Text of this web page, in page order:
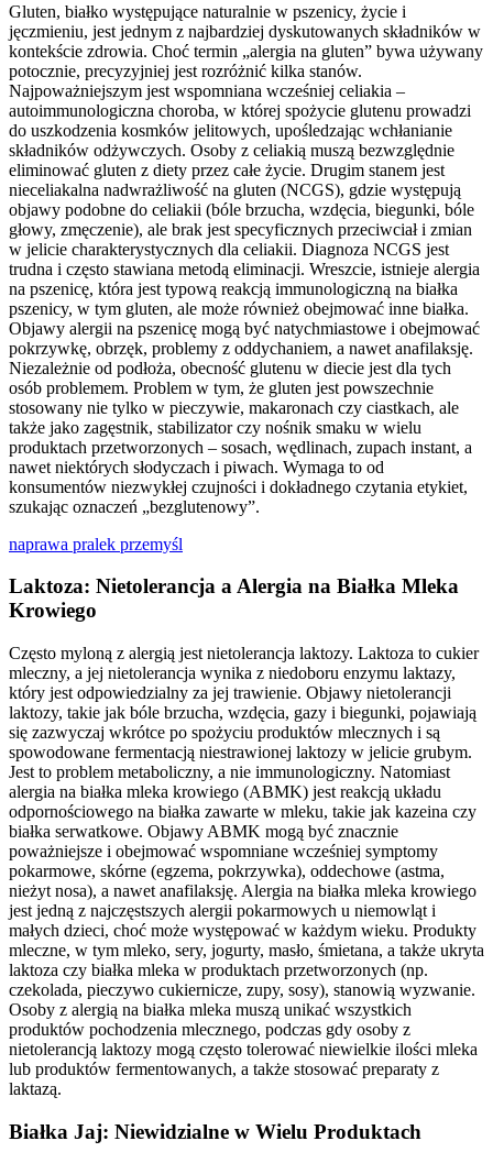
Gluten, białko występujące naturalnie w pszenicy, życie i
jęczmieniu, jest jednym z najbardziej dyskutowanych składników w
kontekście zdrowia. Choć termin „alergia na gluten” bywa używany
potocznie, precyzyjniej jest rozróżnić kilka stanów.
Najpoważniejszym jest wspomniana wcześniej celiakia –
autoimmunologiczna choroba, w której spożycie glutenu prowadzi
do uszkodzenia kosmków jelitowych, upośledzając wchłanianie
składników odżywczych. Osoby z celiakią muszą bezwzględnie
eliminować gluten z diety przez całe życie. Drugim stanem jest
nieceliakalna nadwrażliwość na gluten (NCGS), gdzie występują
objawy podobne do celiakii (bóle brzucha, wzdęcia, biegunki, bóle
głowy, zmęczenie), ale brak jest specyficznych przeciwciał i zmian
w jelicie charakterystycznych dla celiakii. Diagnoza NCGS jest
trudna i często stawiana metodą eliminacji. Wreszcie, istnieje alergia
na pszenicę, która jest typową reakcją immunologiczną na białka
pszenicy, w tym gluten, ale może również obejmować inne białka.
Objawy alergii na pszenicę mogą być natychmiastowe i obejmować
pokrzywkę, obrzęk, problemy z oddychaniem, a nawet anafilaksję.
Niezależnie od podłoża, obecność glutenu w diecie jest dla tych
osób problemem. Problem w tym, że gluten jest powszechnie
stosowany nie tylko w pieczywie, makaronach czy ciastkach, ale
także jako zagęstnik, stabilizator czy nośnik smaku w wielu
produktach przetworzonych – sosach, wędlinach, zupach instant, a
nawet niektórych słodyczach i piwach. Wymaga to od
konsumentów niezwykłej czujności i dokładnego czytania etykiet,
szukając oznaczeń „bezglutenowy”.
naprawa pralek przemyśl
Laktoza: Nietolerancja a Alergia na Białka Mleka
Krowiego
Często myloną z alergią jest nietolerancja laktozy. Laktoza to cukier
mleczny, a jej nietolerancja wynika z niedoboru enzymu laktazy,
który jest odpowiedzialny za jej trawienie. Objawy nietolerancji
laktozy, takie jak bóle brzucha, wzdęcia, gazy i biegunki, pojawiają
się zazwyczaj wkrótce po spożyciu produktów mlecznych i są
spowodowane fermentacją niestrawionej laktozy w jelicie grubym.
Jest to problem metaboliczny, a nie immunologiczny. Natomiast
alergia na białka mleka krowiego (ABMK) jest reakcją układu
odpornościowego na białka zawarte w mleku, takie jak kazeina czy
białka serwatkowe. Objawy ABMK mogą być znacznie
poważniejsze i obejmować wspomniane wcześniej symptomy
pokarmowe, skórne (egzema, pokrzywka), oddechowe (astma,
nieżyt nosa), a nawet anafilaksję. Alergia na białka mleka krowiego
jest jedną z najczęstszych alergii pokarmowych u niemowląt i
małych dzieci, choć może występować w każdym wieku. Produkty
mleczne, w tym mleko, sery, jogurty, masło, śmietana, a także ukryta
laktoza czy białka mleka w produktach przetworzonych (np.
czekolada, pieczywo cukiernicze, zupy, sosy), stanowią wyzwanie.
Osoby z alergią na białka mleka muszą unikać wszystkich
produktów pochodzenia mlecznego, podczas gdy osoby z
nietolerancją laktozy mogą często tolerować niewielkie ilości mleka
lub produktów fermentowanych, a także stosować preparaty z
laktazą.
Białka Jaj: Niewidzialne w Wielu Produktach